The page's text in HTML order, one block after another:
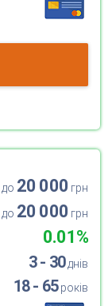
до 20 000 грн
до 20 000 грн
0.01%
3 - 30днів
18 - 65років